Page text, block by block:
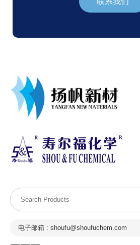
电子邮箱 : shoufu@shoufuchem.com